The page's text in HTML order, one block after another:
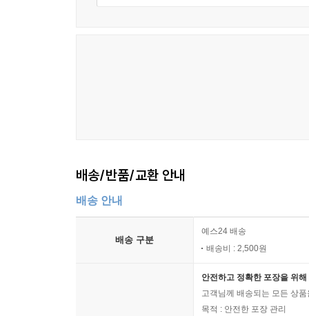
배송/반품/교환 안내
배송 안내
배송 구분
예스24 배송
배송비 : 2,500원
안전하고 정확한 포장을 위
고객님께 배송되는 모든 상
목적 : 안전한 포장 관리